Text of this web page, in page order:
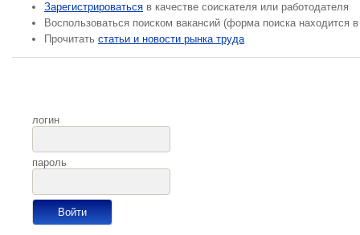
Зарегистрироваться в качестве соискателя или работодателя
Воспользоваться поиском вакансий (форма поиска находится
Прочитать статьи и новости рынка труда
логин
пароль